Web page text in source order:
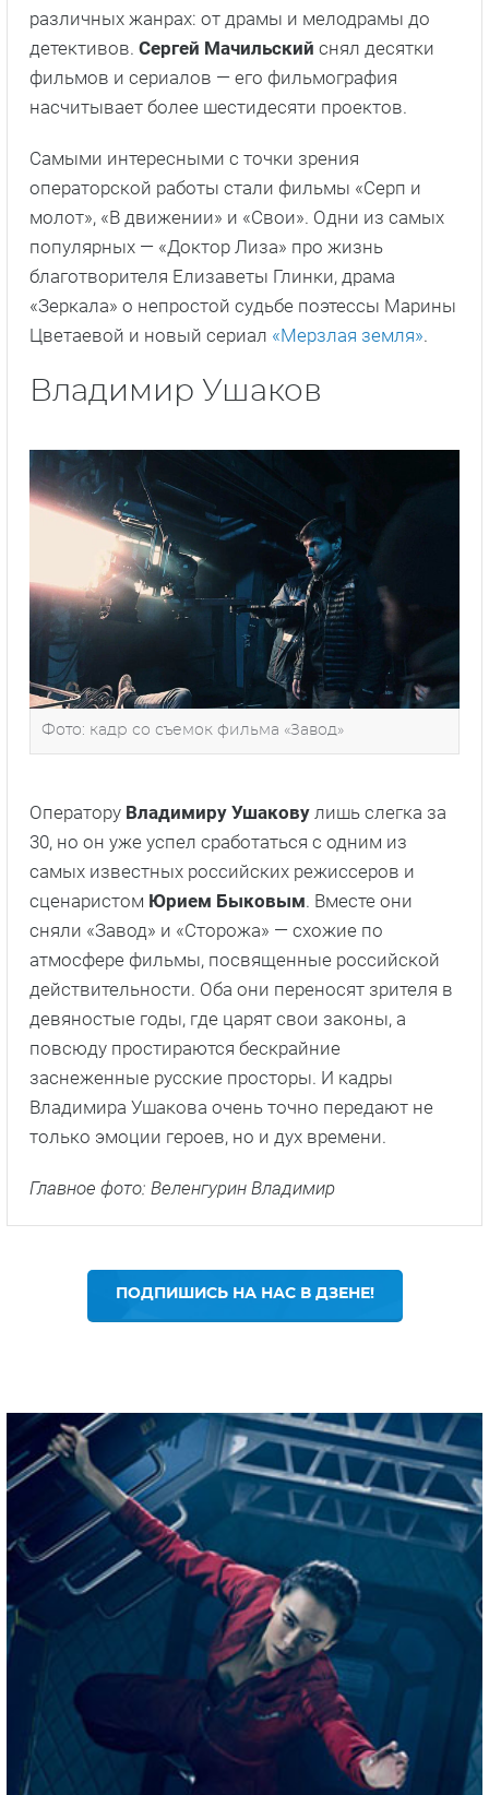
различных жанрах: от драмы и мелодрамы до
детективов. Сергей Мачильский снял десятки
фильмов и сериалов — его фильмография
насчитывает более шестидесяти проектов.
Самыми интересными с точки зрения
операторской работы стали фильмы «Серп и
молот», «В движении» и «Свои». Одни из самых
популярных — «Доктор Лиза» про жизнь
благотворителя Елизаветы Глинки, драма
«Зеркала» о непростой судьбе поэтессы Марины
Цветаевой и новый сериал «Мерзлая земля».
Владимир Ушаков
Фото: кадр со съемок фильма «Завод»
Оператору Владимиру Ушакову лишь слегка за
30, но он уже успел сработаться с одним из
самых известных российских режиссеров и
сценаристом Юрием Быковым. Вместе они
сняли «Завод» и «Сторожа» — схожие по
атмосфере фильмы, посвященные российской
действительности. Оба они переносят зрителя в
девяностые годы, где царят свои законы, а
повсюду простираются бескрайние
заснеженные русские просторы. И кадры
Владимира Ушакова очень точно передают не
только эмоции героев, но и дух времени.
Главное фото: Веленгурин Владимир
ПОДПИШИСЬ НА НАС В ДЗЕНЕ!